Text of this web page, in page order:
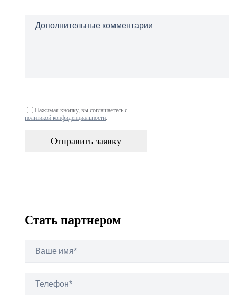
Нажимая кнопку, вы соглашаетесь с
политикой конфиденциальности.
Отправить заявку
Стать партнером